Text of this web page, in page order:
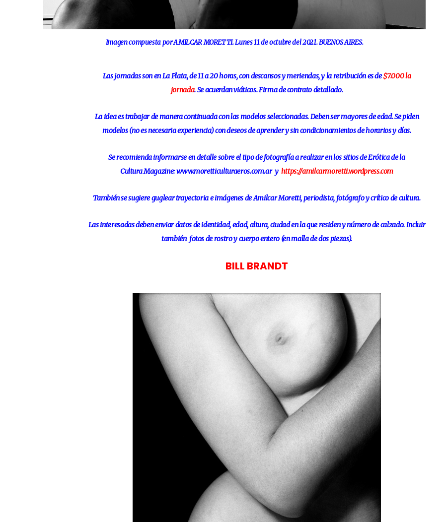
Imagen compuesta por AMILCAR MORETTI. Lunes 11 de octubre del 2021. BUENOS AIRES.
Las jornadas son en La Plata, de 11 a 20 horas, con descansos y meriendas, y la retribución es de$7.000 la
jornada. Se acuerdan viáticos. Firma de contrato detallado.
La idea es trabajar de manera continuada con las modelos seleccionadas. Deben ser mayores de edad. Se piden
modelos (no es necesaria experiencia) con deseos de aprender y sin condicionamientos de horarios y días.
Se recomienda informarse en detalle sobre el tipo de fotografía a realizar en los sitios de Erótica de la
Cultura Magazine: www.moretticulturaeros.com.ar y https://amilcarmoretti.wordpress.com
También se sugiere guglear trayectoria e imágenes de Amilcar Moretti, periodista, fotógrafo y crítico de cultura.
Las interesadas deben enviar datos de identidad, edad, altura, ciudad en la que residen y número de calzado. Incluir
también fotos de rostro y cuerpo entero (en malla de dos piezas).
BILL BRANDT